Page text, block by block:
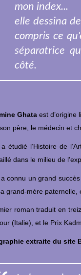
mon index...
elle dessina
compris ce
séparatrice
côté.
Ghata est d’origine
père, le médecin et
a étudié l’Histoire de
dans le milieu de
a connu un grand
grand-mère paternelle,
roman traduit en
(Italie), et le Prix
extraite du site